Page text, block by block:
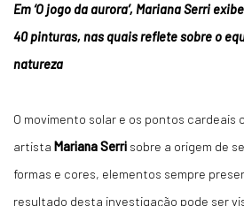
Em ‘O jogo da aurora’, Mariana Serri
40 pinturas, nas quais reflete sobre o
natureza
O movimento solar e os pontos cardeais
artista Mariana Serri sobre a origem de
formas e cores, elementos sempre
resultado desta investigação pode ser